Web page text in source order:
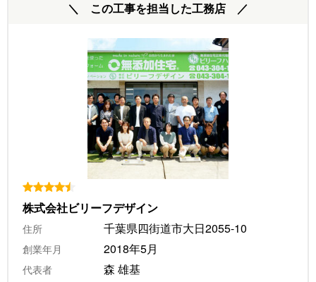
＼ この工事を担当した工務店 ／
株式会社ビリーフデザイン
住所 千葉県四街道市大日2055-10
創業年月 2018年5月
代表者 森 雄基